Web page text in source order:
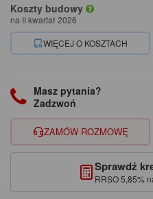
Koszty budowy
na II kwartał 2026
WIĘCEJ O KOSZTACH
Masz pytania?
Zadzwoń
ZAMÓW ROZMOWĘ
Sprawdź
RRSO 5,85%